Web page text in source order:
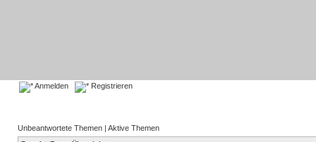
Anmelden Registrieren
Unbeantwortete Themen | Aktive Themen